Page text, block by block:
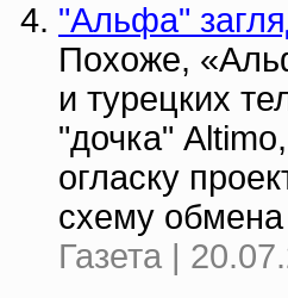
"Альфа"
Похоже,
и турецких
"дочка"
огласку
схему
Газета |